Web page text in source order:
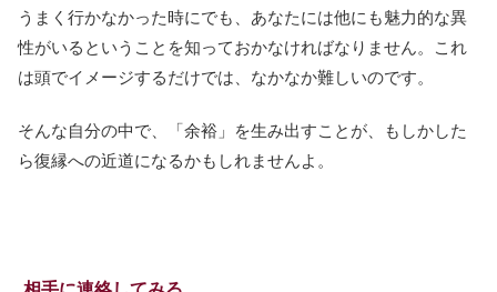
うまく行かなかった時にでも、あなたには他にも魅力的な異
性がいるということを知っておかなければなりません。これ
は頭でイメージするだけでは、なかなか難しいのです。
そんな自分の中で、「余裕」を生み出すことが、もしかした
ら復縁への近道になるかもしれませんよ。